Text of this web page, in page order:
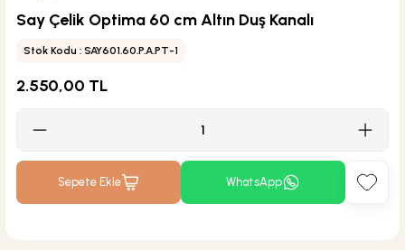
Say Çelik Optima 60 cm Altın Duş Kanalı
Stok Kodu : SAY601.60.P.A.PT-1
2.550,00 TL
Sepete Ekle WhatsApp